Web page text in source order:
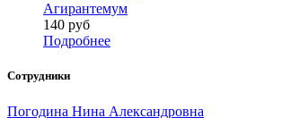
Агирантемум
140 руб
Подробнее
Сотрудники
Погодина Нина Александровна